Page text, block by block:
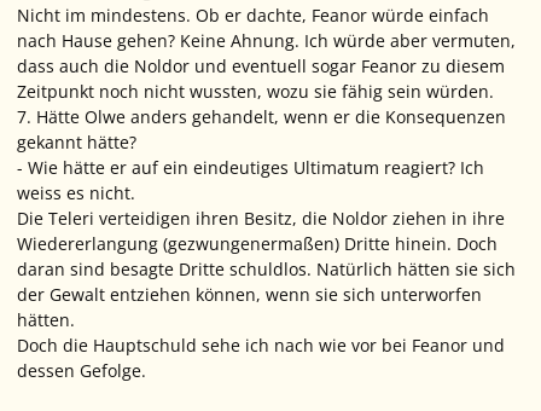
Nicht im mindestens. Ob er dachte, Feanor würde einfach
nach Hause gehen? Keine Ahnung. Ich würde aber vermuten,
dass auch die Noldor und eventuell sogar Feanor zu diesem
Zeitpunkt noch nicht wussten, wozu sie fähig sein würden.
7. Hätte Olwe anders gehandelt, wenn er die Konsequenzen
gekannt hätte?
- Wie hätte er auf ein eindeutiges Ultimatum reagiert? Ich
weiss es nicht.
Die Teleri verteidigen ihren Besitz, die Noldor ziehen in ihre
Wiedererlangung (gezwungenermaßen) Dritte hinein. Doch
daran sind besagte Dritte schuldlos. Natürlich hätten sie sich
der Gewalt entziehen können, wenn sie sich unterworfen
hätten.
Doch die Hauptschuld sehe ich nach wie vor bei Feanor und
dessen Gefolge.